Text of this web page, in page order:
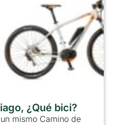
¿Qué bici?
mismo Camino de